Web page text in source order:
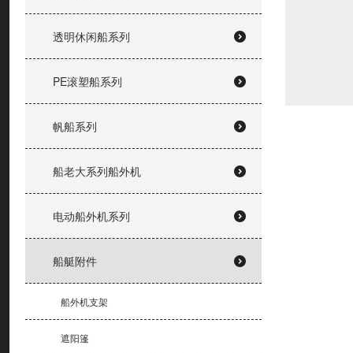
透明休闲船系列
PE滚塑船系列
帆船系列
船老大系列船外机
电动船外机系列
船艇附件
船外机支架
遮阳篷